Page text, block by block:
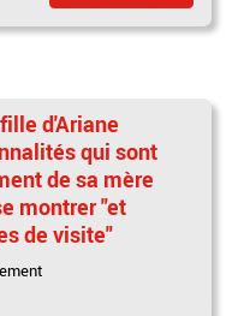
d'Ariane
qui sont
de sa mère
montrer "et
de visite"